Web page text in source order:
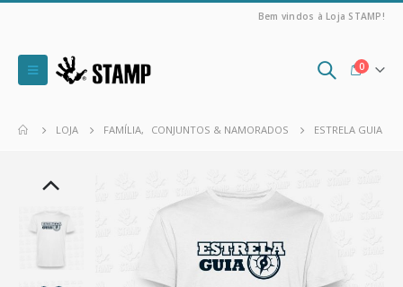
Bem vindos à Loja STAMP!
0
LOJA FAMÍLIA, CONJUNTOS & NAMORADOS ESTRELA GUIA